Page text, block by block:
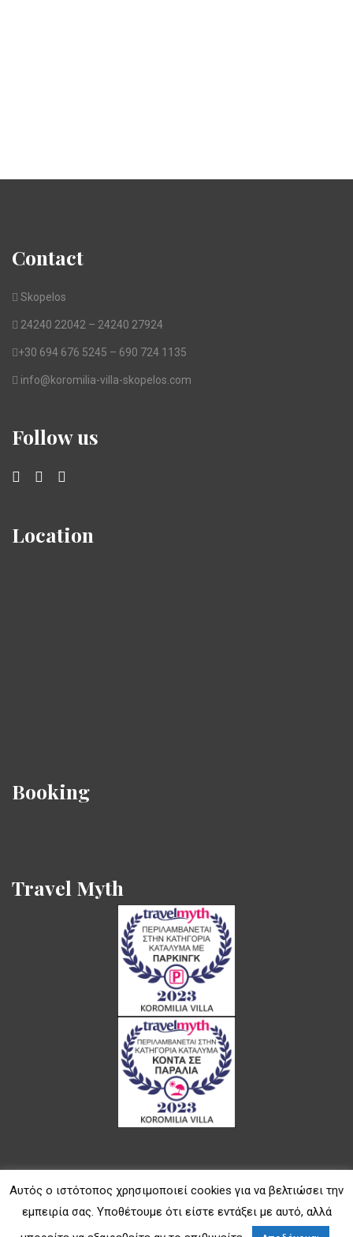
Contact
Skopelos
24240 22042 – 24240 27924
+30 694 676 5245 – 690 724 1135
info@koromilia-villa-skopelos.com
Follow us
Location
Booking
Travel Myth
Διαφήμισης
Αυτός ο ιστότοπος χρησιμοποιεί cookies για να βελτιώσει την
εμπειρία σας. Υποθέτουμε ότι είστε εντάξει με αυτό, αλλά